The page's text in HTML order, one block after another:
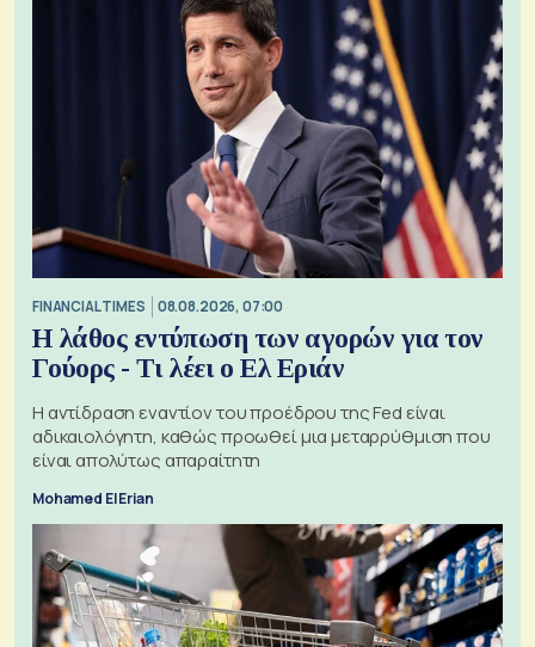
FINANCIAL TIMES 08.08.2026, 07:00
Η λάθος εντύπωση των αγορών για τον
Γούορς - Τι λέει ο Ελ Εριάν
Η αντίδραση εναντίον του προέδρου της Fed είναι
αδικαιολόγητη, καθώς προωθεί μια μεταρρύθμιση που
είναι απολύτως απαραίτητη
Mohamed El Erian